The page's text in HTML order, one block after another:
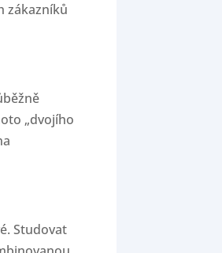
zákazníků
„dvojího
Studovat